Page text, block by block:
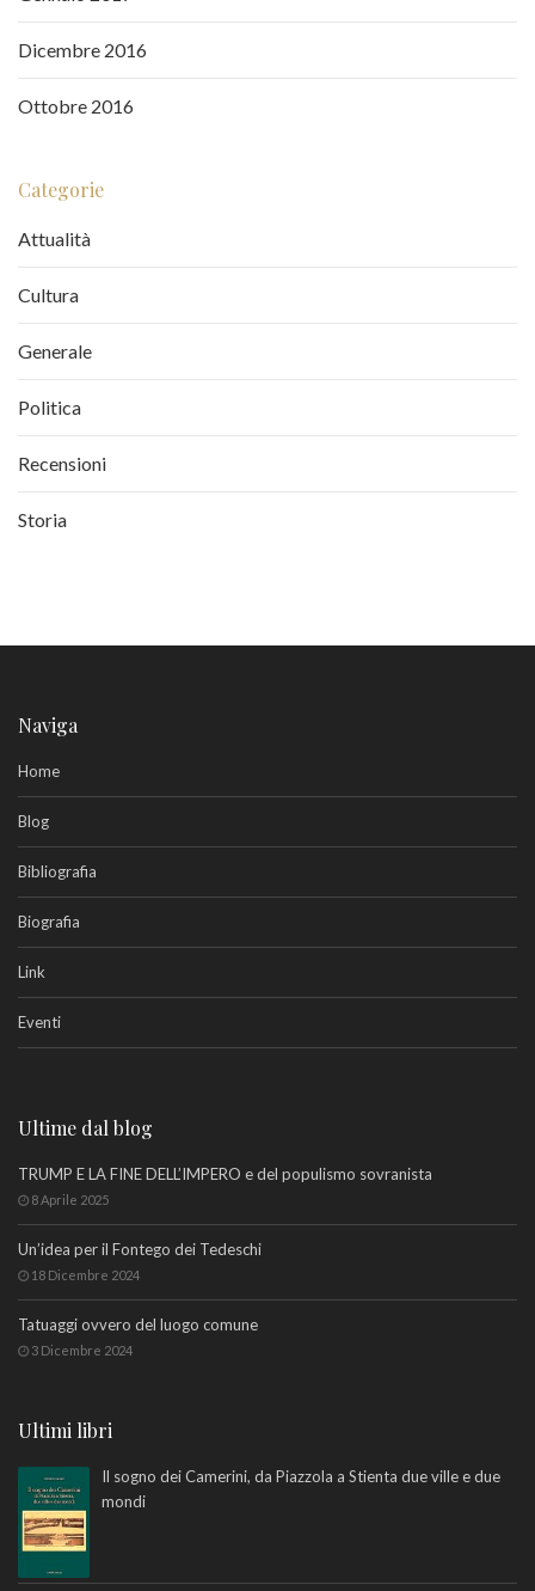
Dicembre 2016
Ottobre 2016
Categorie
Attualità
Cultura
Generale
Politica
Recensioni
Storia
Naviga
Home
Blog
Bibliografia
Biografia
Link
Eventi
Ultime dal blog
TRUMP E LA FINE DELL’IMPERO e del populismo sovranista
8 Aprile 2025
Un’idea per il Fontego dei Tedeschi
18 Dicembre 2024
Tatuaggi ovvero del luogo comune
3 Dicembre 2024
Ultimi libri
Il sogno dei Camerini, da Piazzola a Stienta due ville e due
mondi